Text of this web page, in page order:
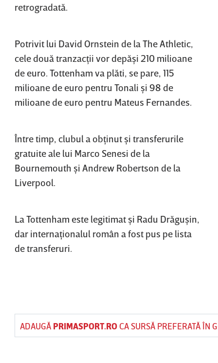
retrogradată.
Potrivit lui David Ornstein de la The Athletic,
cele două tranzacţii vor depăşi 210 milioane
de euro. Tottenham va plăti, se pare, 115
milioane de euro pentru Tonali şi 98 de
milioane de euro pentru Mateus Fernandes.
Între timp, clubul a obţinut şi transferurile
gratuite ale lui Marco Senesi de la
Bournemouth şi Andrew Robertson de la
Liverpool.
La Tottenham este legitimat şi Radu Drăguşin,
dar internaţionalul român a fost pus pe lista
de transferuri.
ADAUGĂ PRIMASPORT.ROCA SURSĂ PREFERATĂ ÎN